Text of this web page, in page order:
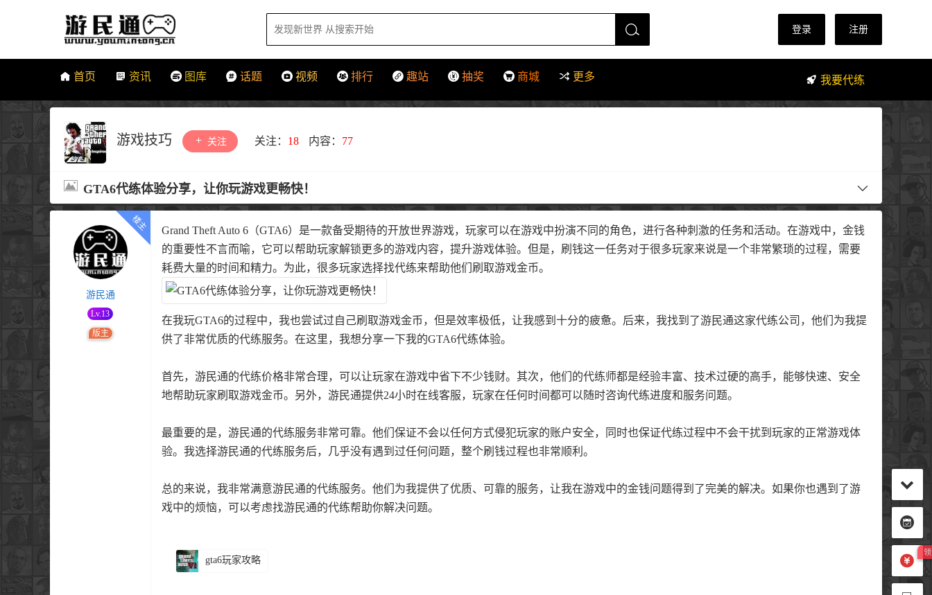
登录 注册
首页 资讯 图库 话题 视频 排行 趣站 抽奖 商城 更多 我要代练
游戏技巧 关注 关注： 18 内容： 77
GTA6代练体验分享，让你玩游戏更畅快！
游民通
Lv.13
版主
Grand Theft Auto 6（GTA6）是一款备受期待的开放世界游戏，玩家可以在游戏中扮演不同的角色，进行各种刺激的任务和活动。在游戏中，金钱
的重要性不言而喻，它可以帮助玩家解锁更多的游戏内容，提升游戏体验。但是，刷钱这一任务对于很多玩家来说是一个非常繁琐的过程，需要
耗费大量的时间和精力。为此，很多玩家选择找代练来帮助他们刷取游戏金币。
在我玩GTA6的过程中，我也尝试过自己刷取游戏金币，但是效率极低，让我感到十分的疲惫。后来，我找到了游民通这家代练公司，他们为我提
供了非常优质的代练服务。在这里，我想分享一下我的GTA6代练体验。
首先，游民通的代练价格非常合理，可以让玩家在游戏中省下不少钱财。其次，他们的代练师都是经验丰富、技术过硬的高手，能够快速、安全
地帮助玩家刷取游戏金币。另外，游民通提供24小时在线客服，玩家在任何时间都可以随时咨询代练进度和服务问题。
最重要的是，游民通的代练服务非常可靠。他们保证不会以任何方式侵犯玩家的账户安全，同时也保证代练过程中不会干扰到玩家的正常游戏体
验。我选择游民通的代练服务后，几乎没有遇到过任何问题，整个刷钱过程也非常顺利。
总的来说，我非常满意游民通的代练服务。他们为我提供了优质、可靠的服务，让我在游戏中的金钱问题得到了完美的解决。如果你也遇到了游
戏中的烦恼，可以考虑找游民通的代练帮助你解决问题。
gta6玩家攻略